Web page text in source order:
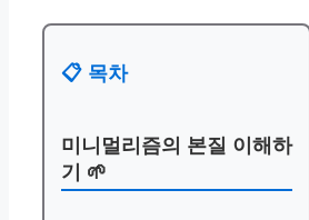
📋 목차
미니멀리즘의 본질 이해하
기 🌱